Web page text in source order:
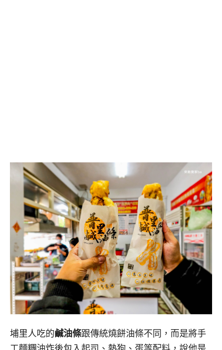
埔里人吃的鹹油條跟傳統燒餅油條不同，而是將手